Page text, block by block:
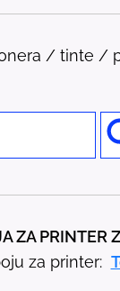
/ tinte /
ZA PRINTER
za printer: